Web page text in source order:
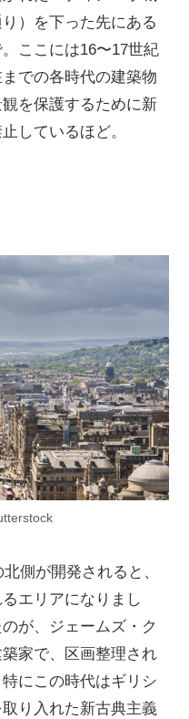
）を下った先にある
ここには16〜17世紀
での各時代の建築物
を保護するために新
しているほど。
側が開発されると、
エリアになりまし
が、ジェームズ・ク
家で、区画整理され
にこの時代はギリシ
り入れた新古典主義